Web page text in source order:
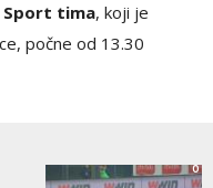
Sport tima, koji je
počne od 13.30
0